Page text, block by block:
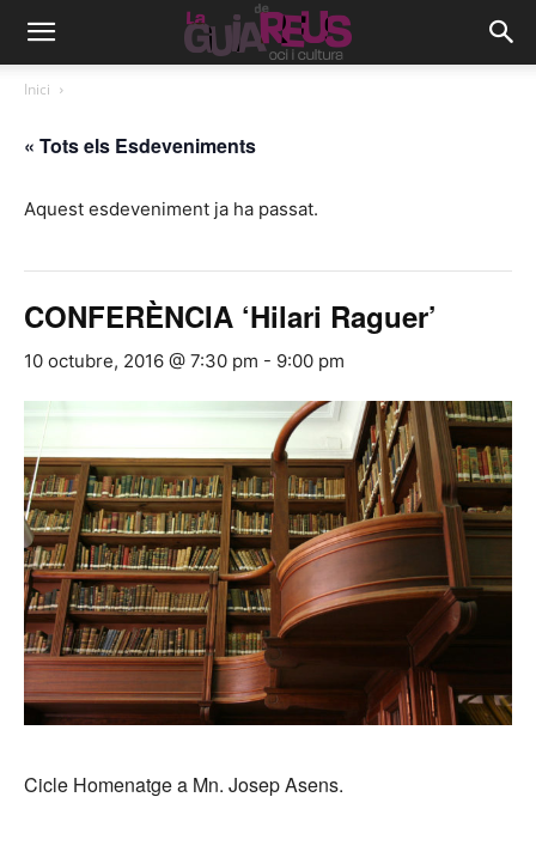
Inici
« Tots els Esdeveniments
Aquest esdeveniment ja ha passat.
CONFERÈNCIA ‘Hilari Raguer’
10 octubre, 2016 @ 7:30 pm - 9:00 pm
Cicle Homenatge a Mn. Josep Asens.